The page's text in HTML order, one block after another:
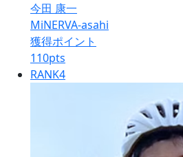
今田 康一
MiNERVA-asahi
獲得ポイント
110pts
RANK4